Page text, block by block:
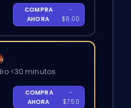
COMPRA
AHORA
-
$6.00
<30 minutos
COMPRA
AHORA
-
$7.50